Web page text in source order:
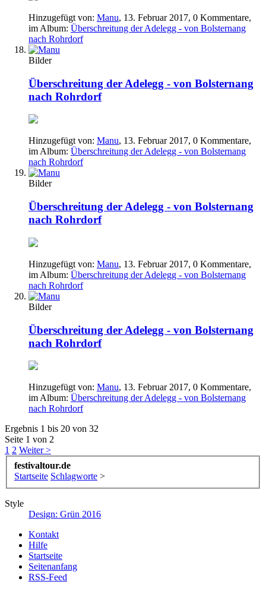
Hinzugefügt von: Manu, 13. Februar 2017, 0 Kommentare,
im Album: Überschreitung der Adelegg - von Bolsternang
nach Rohrdorf
Bilder
Überschreitung der Adelegg - von Bolsternang
nach Rohrdorf
Hinzugefügt von: Manu, 13. Februar 2017, 0 Kommentare,
im Album: Überschreitung der Adelegg - von Bolsternang
nach Rohrdorf
Bilder
Überschreitung der Adelegg - von Bolsternang
nach Rohrdorf
Hinzugefügt von: Manu, 13. Februar 2017, 0 Kommentare,
im Album: Überschreitung der Adelegg - von Bolsternang
nach Rohrdorf
Bilder
Überschreitung der Adelegg - von Bolsternang
nach Rohrdorf
Hinzugefügt von: Manu, 13. Februar 2017, 0 Kommentare,
im Album: Überschreitung der Adelegg - von Bolsternang
nach Rohrdorf
Ergebnis 1 bis 20 von 32
Seite 1 von 2
1 2 Weiter >
festivaltour.de
Startseite Schlagworte >
Style
Design: Grün 2016
Kontakt
Hilfe
Startseite
Seitenanfang
RSS-Feed